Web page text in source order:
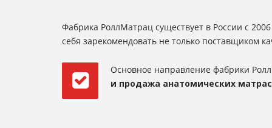
Фабрика РоллМатрац существует в России с
себя зарекомендовать не только поставщиком
Основное направление фабрики
и продажа анатомических